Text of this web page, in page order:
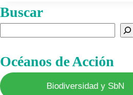
Aguirre
–
COVID
Buscar
Océanos de Acción
Biodiversidad y SbN